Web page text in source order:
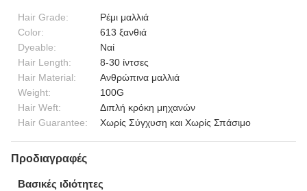
Hair Grade:
Ρέμι μαλλιά
Color:
613 ξανθιά
Dyeable:
Ναί
Hair Length:
8-30 ίντσες
Hair Material:
Ανθρώπινα μαλλιά
Weight:
100G
Hair Weft:
Διπλή κρόκη μηχανών
Hair Guarantee:
Χωρίς Σύγχυση και Χωρίς Σπάσιμο
Προδιαγραφές
Βασικές ιδιότητες